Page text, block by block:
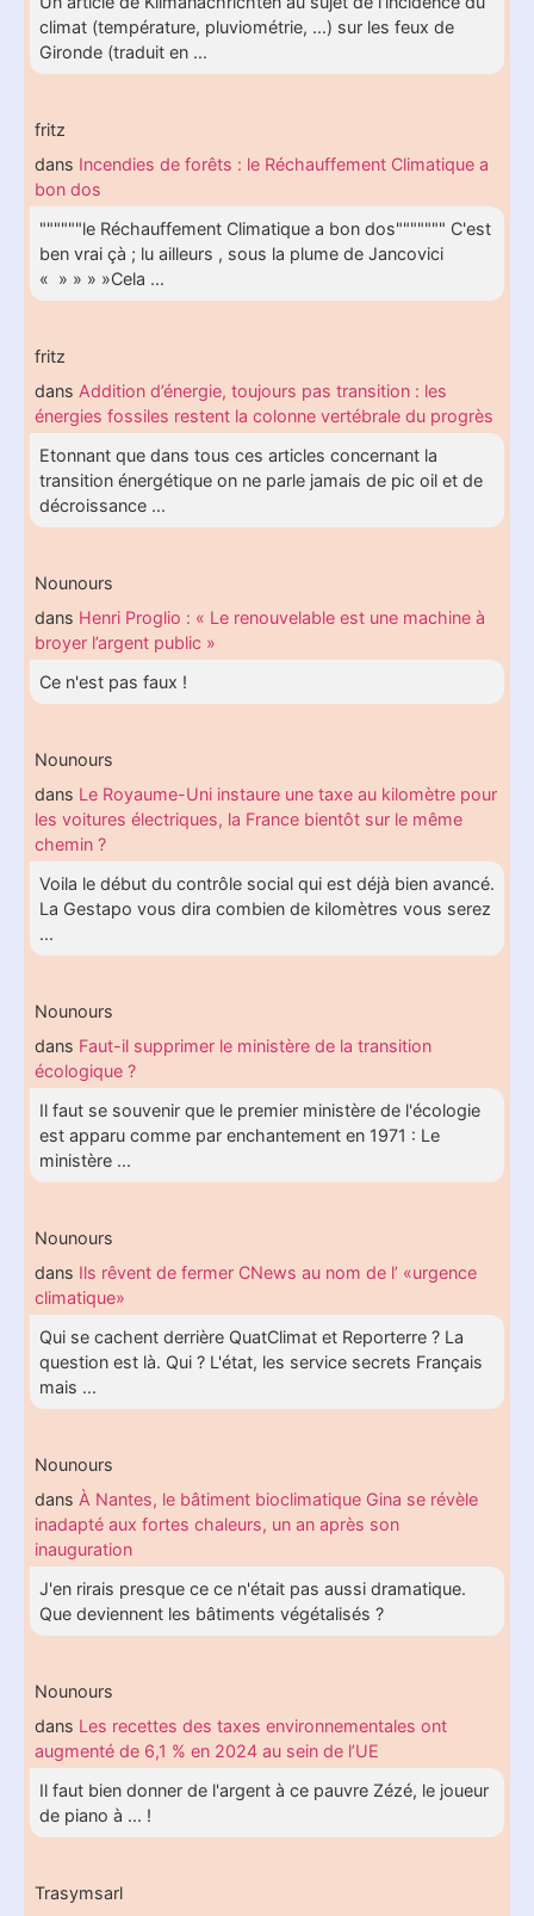
climat (température, pluviométrie, ...) sur les feux de
Gironde (traduit en ...
fritz
dans Incendies de forêts : le Réchauffement Climatique a
bon dos
""""""le Réchauffement Climatique a bon dos""""""" C'est
ben vrai çà ; lu ailleurs , sous la plume de Jancovici
« » » » »Cela ...
fritz
dans Addition d’énergie, toujours pas transition : les
énergies fossiles restent la colonne vertébrale du progrès
Etonnant que dans tous ces articles concernant la
transition énergétique on ne parle jamais de pic oil et de
décroissance ...
Nounours
dans Henri Proglio : « Le renouvelable est une machine à
broyer l’argent public »
Ce n'est pas faux !
Nounours
dans Le Royaume-Uni instaure une taxe au kilomètre pour
les voitures électriques, la France bientôt sur le même
chemin ?
Voila le début du contrôle social qui est déjà bien avancé.
La Gestapo vous dira combien de kilomètres vous serez
...
Nounours
dans Faut-il supprimer le ministère de la transition
écologique ?
Il faut se souvenir que le premier ministère de l'écologie
est apparu comme par enchantement en 1971 : Le
ministère ...
Nounours
dans Ils rêvent de fermer CNews au nom de l’ «urgence
climatique»
Qui se cachent derrière QuatClimat et Reporterre ? La
question est là. Qui ? L'état, les service secrets Français
mais ...
Nounours
dans À Nantes, le bâtiment bioclimatique Gina se révèle
inadapté aux fortes chaleurs, un an après son
inauguration
J'en rirais presque ce ce n'était pas aussi dramatique.
Que deviennent les bâtiments végétalisés ?
Nounours
dans Les recettes des taxes environnementales ont
augmenté de 6,1 % en 2024 au sein de l’UE
Il faut bien donner de l'argent à ce pauvre Zézé, le joueur
de piano à ... !
Trasymsarl